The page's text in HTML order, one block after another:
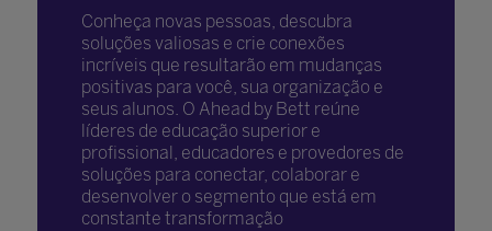
Conheça novas pessoas, descubra
soluções valiosas e crie conexões
incríveis que resultarão em mudanças
positivas para você, sua organização e
seus alunos. O Ahead by Bett reúne
líderes de educação superior e
profissional, educadores e provedores de
soluções para conectar, colaborar e
desenvolver o segmento que está em
constante transformação